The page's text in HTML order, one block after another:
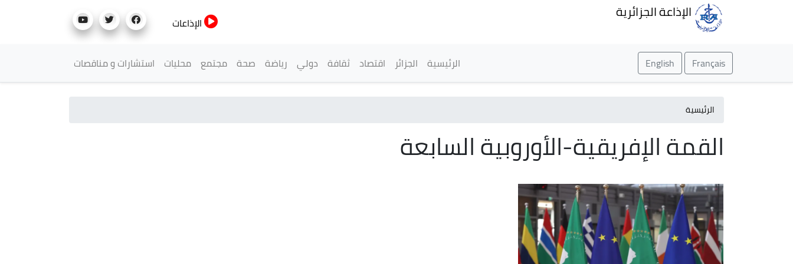
الإذاعة الجزائرية
الإذاعات
Français
English القائمة الرئيسية
الرئيسية الجزائر اقتصاد ثقافة دولي رياضة صحة مجتمع محليات استشارات و مناقصات
الرئيسية
القمة الإفريقية-الأوروبية السابعة